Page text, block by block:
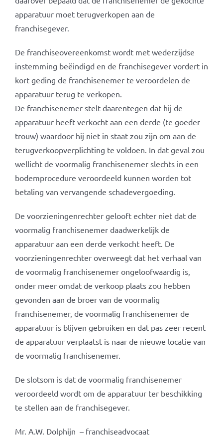
apparatuur moet terugverkopen aan de
franchisegever.
De franchiseovereenkomst wordt met wederzijdse
instemming beëindigd en de franchisegever vordert in
kort geding de franchisenemer te veroordelen de
apparatuur terug te verkopen.
De franchisenemer stelt daarentegen dat hij de
apparatuur heeft verkocht aan een derde (te goeder
trouw) waardoor hij niet in staat zou zijn om aan de
terugverkoopverplichting te voldoen. In dat geval zou
wellicht de voormalig franchisenemer slechts in een
bodemprocedure veroordeeld kunnen worden tot
betaling van vervangende schadevergoeding.
De voorzieningenrechter gelooft echter niet dat de
voormalig franchisenemer daadwerkelijk de
apparatuur aan een derde verkocht heeft. De
voorzieningenrechter overweegt dat het verhaal van
de voormalig franchisenemer ongeloofwaardig is,
onder meer omdat de verkoop plaats zou hebben
gevonden aan de broer van de voormalig
franchisenemer, de voormalig franchisenemer de
apparatuur is blijven gebruiken en dat pas zeer recent
de apparatuur verplaatst is naar de nieuwe locatie van
de voormalig franchisenemer.
De slotsom is dat de voormalig franchisenemer
veroordeeld wordt om de apparatuur ter beschikking
te stellen aan de franchisegever.
Mr. A.W. Dolphijn – franchiseadvocaat